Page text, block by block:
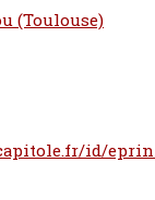
(Toulouse)
id/